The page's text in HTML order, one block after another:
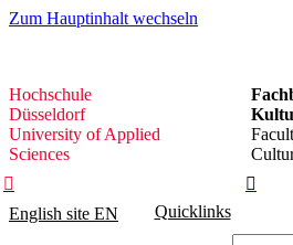
Zum Hauptinhalt wechseln
Hochschule
Düsseldorf
Hochschule
Düsseldorf
University of Applied
Sciences


English site EN Quicklinks